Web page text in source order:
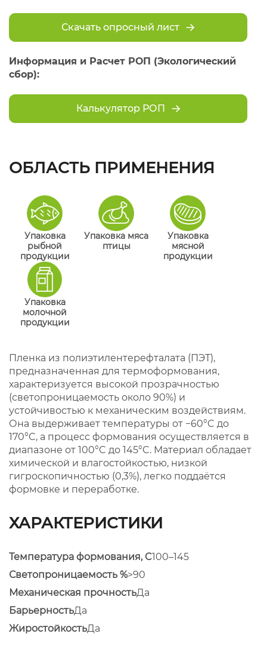
Скачать опросный лист
Информация и Расчет РОП (Экологический
сбор):
Калькулятор РОП
ОБЛАСТЬ ПРИМЕНЕНИЯ
Упаковка
рыбной
продукции
Упаковка мяса
птицы
Упаковка
мясной
продукции
Упаковка
молочной
продукции
Пленка из полиэтилентерефталата (ПЭТ),
предназначенная для термоформования,
характеризуется высокой прозрачностью
(светопроницаемость около 90%) и
устойчивостью к механическим воздействиям.
Она выдерживает температуры от −60°C до
170°C, а процесс формования осуществляется в
диапазоне от 100°C до 145°C. Материал обладает
химической и влагостойкостью, низкой
гигроскопичностью (0,3%), легко поддаётся
формовке и переработке.
ХАРАКТЕРИСТИКИ
Температура формования, C100–145
Светопроницаемость %>90
Механическая прочностьДа
БарьерностьДа
ЖиростойкостьДа